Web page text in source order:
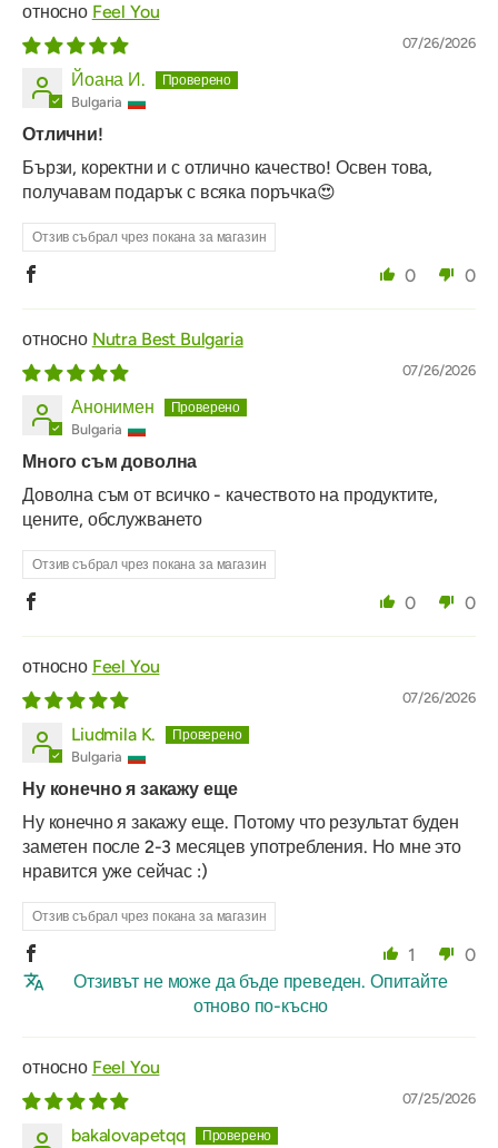
Feel You
07/26/2026
Йоана И.
Bulgaria
Отлични!
Бързи, коректни и с отлично качество! Освен това,
получавам подарък с всяка поръчка😍
Отзив събрал чрез покана за магазин
0 0
Nutra Best Bulgaria
07/26/2026
Анонимен
Bulgaria
Много съм доволна
Доволна съм от всичко - качеството на продуктите,
цените, обслужването
Отзив събрал чрез покана за магазин
0 0
Feel You
07/26/2026
Liudmila K.
Bulgaria
Ну конечно я закажу еще
Ну конечно я закажу еще. Потому что результат буден
заметен после 2-3 месяцев употребления. Но мне это
нравится уже сейчас :)
Отзив събрал чрез покана за магазин
1
0
Отзивът не може да бъде преведен. Опитайте
отново по-късно
Feel You
07/25/2026
bakalovapetqq